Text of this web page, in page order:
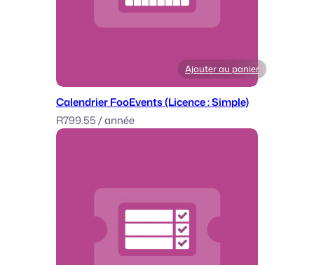
Ajouter au panier
Calendrier FooEvents (Licence : Simple)
R799.55/ année